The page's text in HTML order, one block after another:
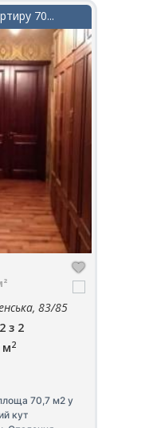
70...
83/85
з 2
м2
70,7 м2 у
кут